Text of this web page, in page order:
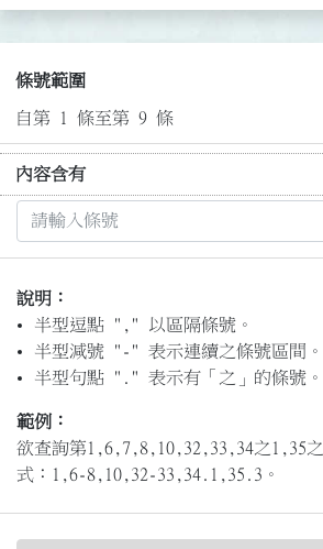
條號範圍
自第 1 條至第 9 條
內容含有
說明：
半型逗點 "," 以區隔條號。
半型減號 "-" 表示連續之條號區間。
半型句點 "." 表示有「之」的條號。
範例：
欲查詢第1,6,7,8,10,32,33,34之1,35
式：1,6-8,10,32-33,34.1,35.3。